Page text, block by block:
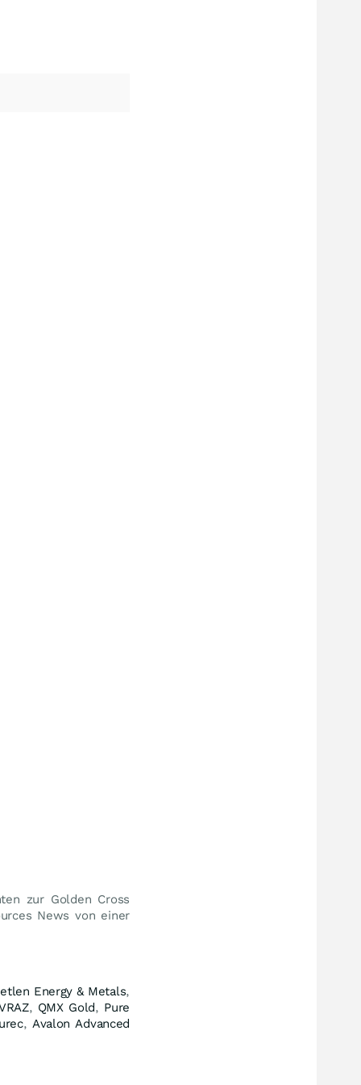
zur Golden Cross
News von einer
Energy & Metals,
, QMX Gold, Pure
, Avalon Advanced